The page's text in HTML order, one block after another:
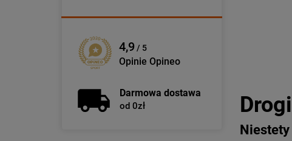
4,9 / 5
Opinie Opineo
Darmowa dostawa
od 0zł